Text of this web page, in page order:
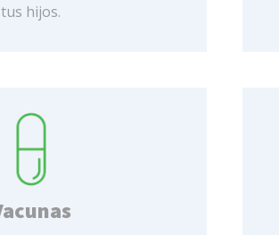
tus hijos.